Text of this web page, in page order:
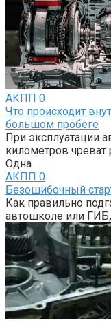
АКПП 0
Что происходит
большом пробеге
При эксплуатации
километров
Одна
АКПП 0
Безошибочный
Как правильно
автошколе или